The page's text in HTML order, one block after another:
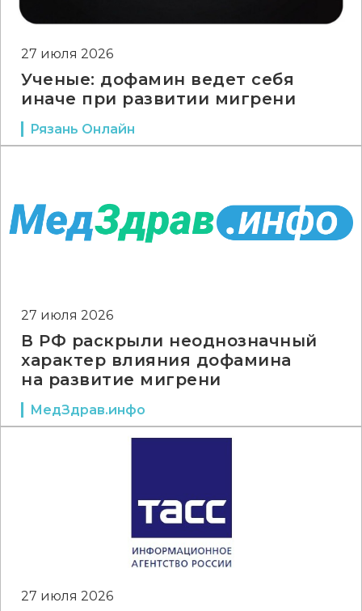
27 июля 2026
Ученые: дофамин ведет себя
иначе при развитии мигрени
Рязань Онлайн
27 июля 2026
В РФ раскрыли неоднозначный
характер влияния дофамина
на развитие мигрени
МедЗдрав.инфо
27 июля 2026